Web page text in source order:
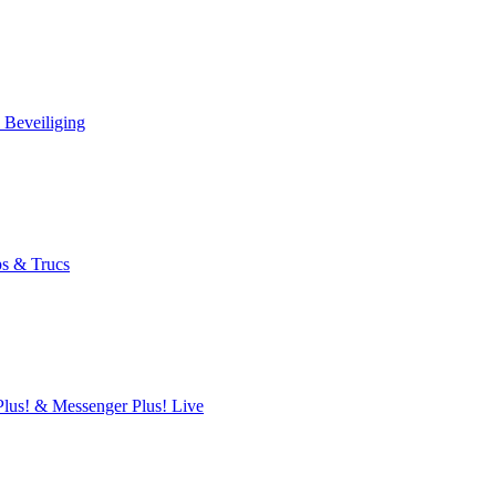
Beveiliging
& Trucs
& Messenger Plus! Live